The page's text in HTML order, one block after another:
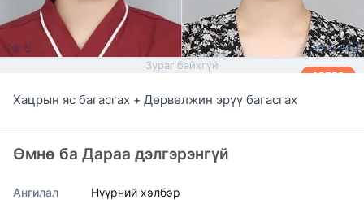
AFTER
Зураг байхгүй
Хацрын яс багасгах + Дөрвөлжин эрүү багасгах
Өмнө ба Дараа дэлгэрэнгүй
Ангилал Нүүрний хэлбэр